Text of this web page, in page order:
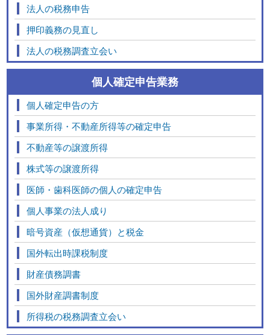
法人の税務申告
押印義務の見直し
法人の税務調査立会い
個人確定申告業務
個人確定申告の方
事業所得・不動産所得等の確定申告
不動産等の譲渡所得
株式等の譲渡所得
医師・歯科医師の個人の確定申告
個人事業の法人成り
暗号資産（仮想通貨）と税金
国外転出時課税制度
財産債務調書
国外財産調書制度
所得税の税務調査立会い